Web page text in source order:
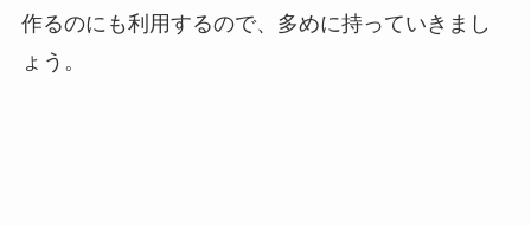
作るのにも利用するので、多めに持っていきまし
ょう。